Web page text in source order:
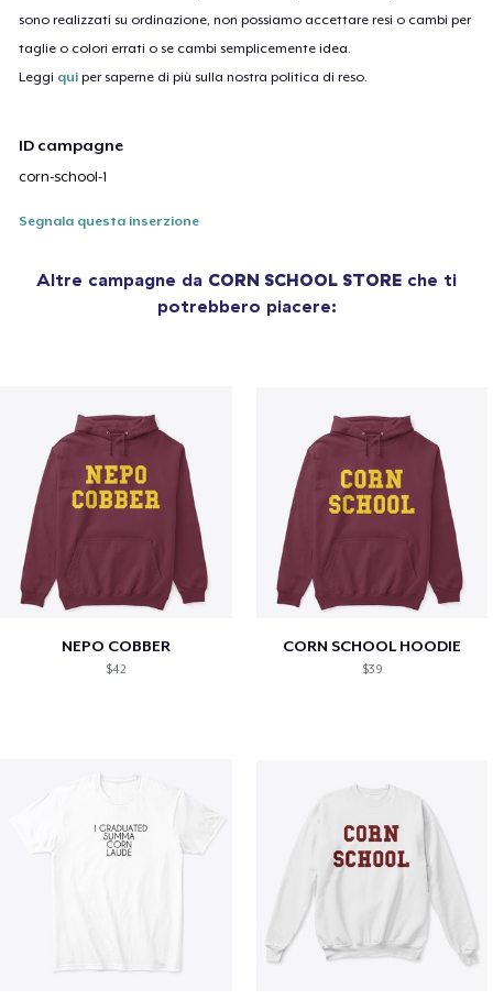
sono realizzati su ordinazione, non possiamo accettare resi o cambi per
taglie o colori errati o se cambi semplicemente idea.
Leggi qui per saperne di più sulla nostra politica di reso.
ID campagne
corn-school-1
Segnala questa inserzione
Altre campagne da CORN SCHOOL STORE che ti
potrebbero piacere:
NEPO COBBER
$42
CORN SCHOOL HOODIE
$39